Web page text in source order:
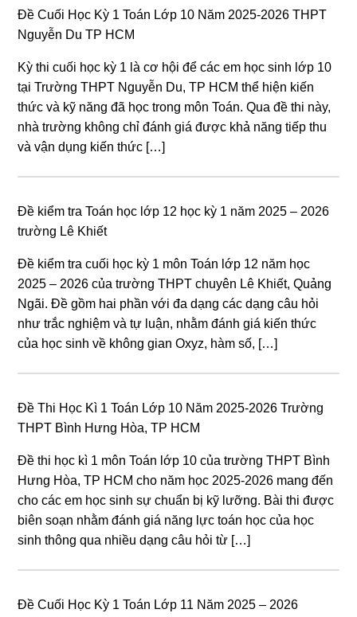
Đề Cuối Học Kỳ 1 Toán Lớp 10 Năm 2025-2026 THPT
Nguyễn Du TP HCM
Kỳ thi cuối học kỳ 1 là cơ hội để các em học sinh lớp 10
tại Trường THPT Nguyễn Du, TP HCM thể hiện kiến
thức và kỹ năng đã học trong môn Toán. Qua đề thi này,
nhà trường không chỉ đánh giá được khả năng tiếp thu
và vận dụng kiến thức […]
Đề kiểm tra Toán học lớp 12 học kỳ 1 năm 2025 – 2026
trường Lê Khiết
Đề kiểm tra cuối học kỳ 1 môn Toán lớp 12 năm học
2025 – 2026 của trường THPT chuyên Lê Khiết, Quảng
Ngãi. Đề gồm hai phần với đa dạng các dạng câu hỏi
như trắc nghiệm và tự luận, nhằm đánh giá kiến thức
của học sinh về không gian Oxyz, hàm số, […]
Đề Thi Học Kì 1 Toán Lớp 10 Năm 2025-2026 Trường
THPT Bình Hưng Hòa, TP HCM
Đề thi học kì 1 môn Toán lớp 10 của trường THPT Bình
Hưng Hòa, TP HCM cho năm học 2025-2026 mang đến
cho các em học sinh sự chuẩn bị kỹ lưỡng. Bài thi được
biên soạn nhằm đánh giá năng lực toán học của học
sinh thông qua nhiều dạng câu hỏi từ […]
Đề Cuối Học Kỳ 1 Toán Lớp 11 Năm 2025 – 2026